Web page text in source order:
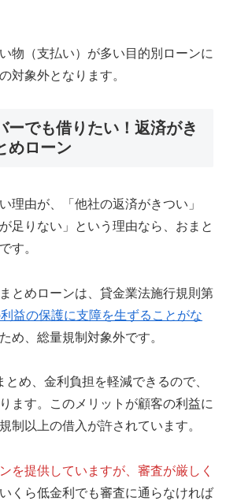
物（支払い）が多い目的別ローンに
対象外となります。
ーでも借りたい！返済がき
めローン
理由が、「他社の返済がきつい」
足りない」という理由なら、おまと
す。
とめローンは、貸金業法施行規則第
益の保護に支障を生ずることがな
め、総量規制対象外です。
め、金利負担を軽減できるので、
ます。このメリットが顧客の利益に
制以上の借入が許されています。
を提供していますが、審査が厳しく
いくら低金利でも審査に通らなければ